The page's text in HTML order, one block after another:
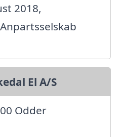
2018,
El A/S
Odder